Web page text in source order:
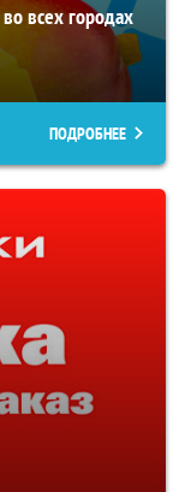
всех городах
ПОДРОБНЕЕ